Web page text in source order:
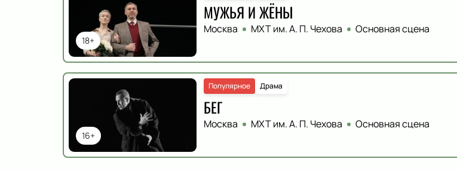
18+
МУЖЬЯ И ЖЁНЫ
Москва МХТ им. А. П. Чехова Основная сцена
16+
Драма
Популярное
БЕГ
Москва МХТ им. А. П. Чехова Основная сцена